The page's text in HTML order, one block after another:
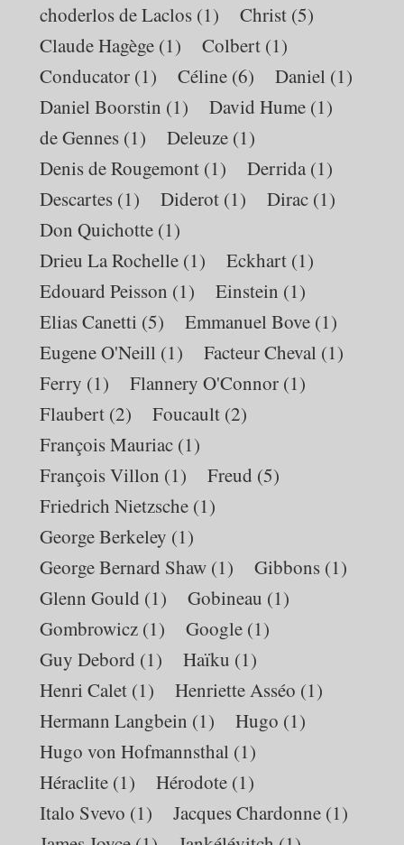
choderlos de Laclos (1) Christ (5)
Claude Hagège (1) Colbert (1)
Conducator (1) Céline (6) Daniel (1)
Daniel Boorstin (1) David Hume (1)
de Gennes (1) Deleuze (1)
Denis de Rougemont (1) Derrida (1)
Descartes (1) Diderot (1) Dirac (1)
Don Quichotte (1)
Drieu La Rochelle (1) Eckhart (1)
Edouard Peisson (1) Einstein (1)
Elias Canetti (5) Emmanuel Bove (1)
Eugene O'Neill (1) Facteur Cheval (1)
Ferry (1) Flannery O'Connor (1)
Flaubert (2) Foucault (2)
François Mauriac (1)
François Villon (1) Freud (5)
Friedrich Nietzsche (1)
George Berkeley (1)
George Bernard Shaw (1) Gibbons (1)
Glenn Gould (1) Gobineau (1)
Gombrowicz (1) Google (1)
Guy Debord (1) Haïku (1)
Henri Calet (1) Henriette Asséo (1)
Hermann Langbein (1) Hugo (1)
Hugo von Hofmannsthal (1)
Héraclite (1) Hérodote (1)
Italo Svevo (1) Jacques Chardonne (1)